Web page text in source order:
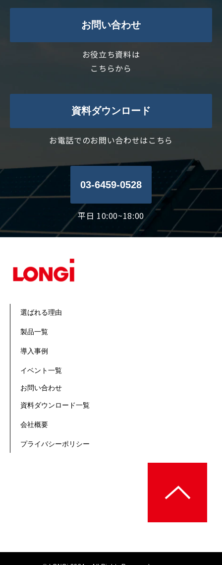
お問い合わせ
お役立ち資料は
こちらから
資料ダウンロード
お電話でのお問い合わせはこちら
03-6459-0528
平日 10:00~18:00
選ばれる理由
製品一覧
導入事例
イベント一覧
お問い合わせ
資料ダウンロード一覧
会社概要
プライバシーポリシー